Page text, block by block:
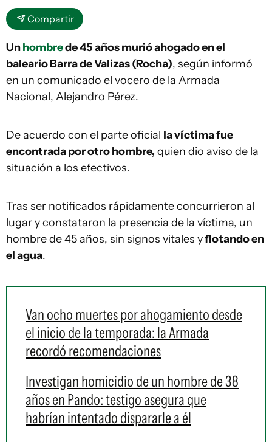
Compartir
Unhombrede 45 años murió ahogado en el
baleario Barra de Valizas (Rocha), según informó
en un comunicado el vocero de la Armada
Nacional, Alejandro Pérez.
De acuerdo con el parte oficial la víctima fue
encontrada por otro hombre, quien dio aviso de la
situación a los efectivos.
Tras ser notificados rápidamente concurrieron al
lugar y constataron la presencia de la víctima, un
hombre de 45 años, sin signos vitales yflotando en
el agua.
Van ocho muertes por ahogamiento desde
el inicio de la temporada: la Armada
recordó recomendaciones
Investigan homicidio de un hombre de 38
años en Pando: testigo asegura que
habrían intentado dispararle a él